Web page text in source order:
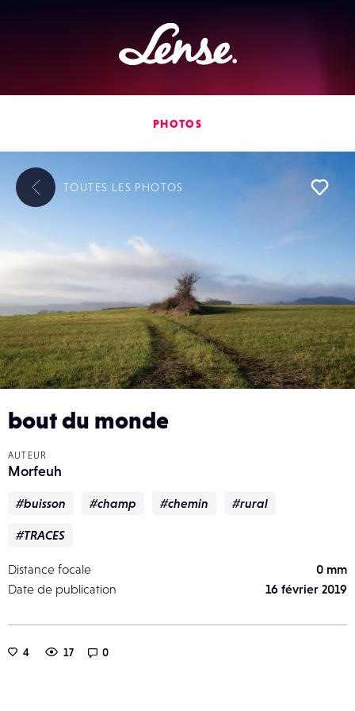
Lense
PHOTOS
bout du monde
AUTEUR
Morfeuh
#buisson #champ #chemin #rural
#TRACES
Distance focale
0 mm
Date de publication
16 février 2019
4 17 0
TOUTES LES PHOTOS